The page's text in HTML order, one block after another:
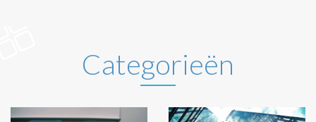
Categorieën